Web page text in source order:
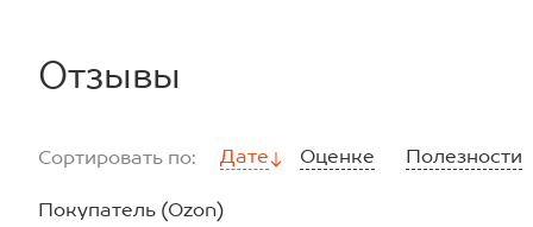
Отзывы
Сортировать по: Дате Оценке Полезности
Покупатель (Ozon)